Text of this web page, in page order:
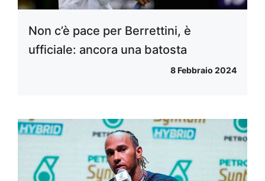
Non c’è pace per Berrettini, è
ufficiale: ancora una batosta
8 Febbraio 2024